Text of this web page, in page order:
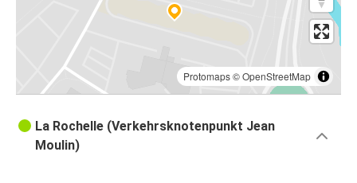
Protomaps©OpenStreetMap
La Rochelle (Verkehrsknotenpunkt Jean
Moulin)